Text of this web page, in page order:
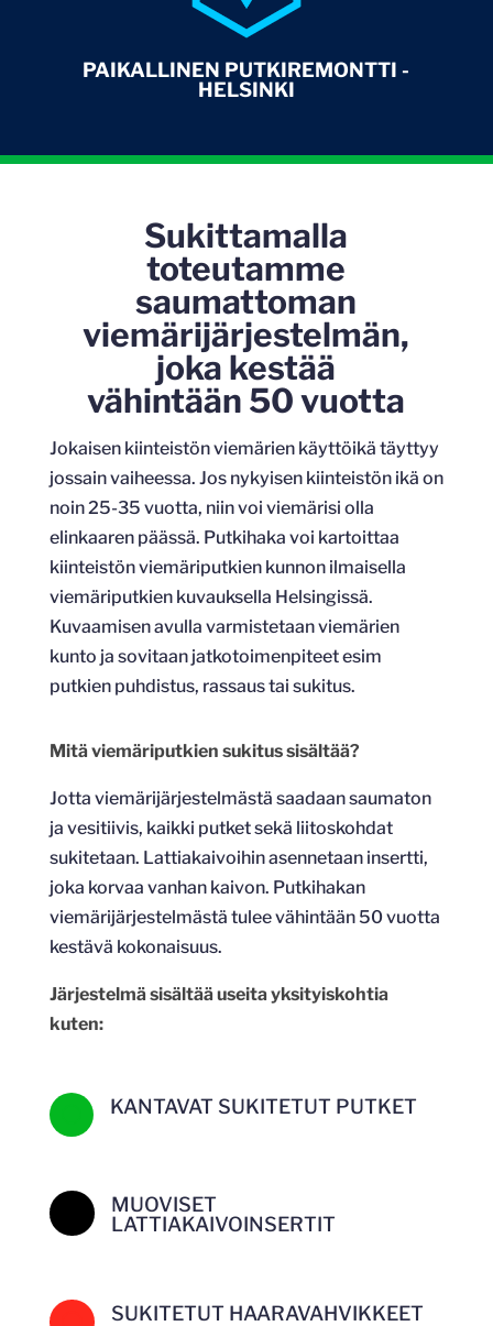
PAIKALLINEN PUTKIREMONTTI -
HELSINKI
Sukittamalla
toteutamme
saumattoman
viemärijärjestelmän,
joka kestää
vähintään 50 vuotta
Jokaisen kiinteistön viemärien käyttöikä täyttyy
jossain vaiheessa. Jos nykyisen kiinteistön ikä on
noin 25-35 vuotta, niin voi viemärisi olla
elinkaaren päässä. Putkihaka voi kartoittaa
kiinteistön viemäriputkien kunnon ilmaisella
viemäriputkien kuvauksella Helsingissä.
Kuvaamisen avulla varmistetaan viemärien
kunto ja sovitaan jatkotoimenpiteet esim
putkien puhdistus, rassaus tai sukitus.
Mitä viemäriputkien sukitus sisältää?
Jotta viemärijärjestelmästä saadaan saumaton
ja vesitiivis, kaikki putket sekä liitoskohdat
sukitetaan. Lattiakaivoihin asennetaan insertti,
joka korvaa vanhan kaivon. Putkihakan
viemärijärjestelmästä tulee vähintään 50 vuotta
kestävä kokonaisuus.
Järjestelmä sisältää useita yksityiskohtia
kuten:
KANTAVAT SUKITETUT PUTKET
MUOVISET
LATTIAKAIVOINSERTIT
SUKITETUT HAARAVAHVIKKEET